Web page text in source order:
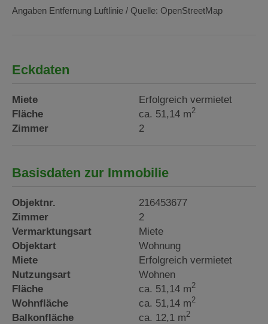
Angaben Entfernung Luftlinie / Quelle: OpenStreetMap
Eckdaten
Miete
Erfolgreich vermietet
Fläche
ca. 51,14 m2
Zimmer 2
Basisdaten zur Immobilie
Objektnr.
216453677
Zimmer
2
Vermarktungsart
Miete
Objektart
Wohnung
Miete
Erfolgreich vermietet
Nutzungsart
Wohnen
Fläche
ca. 51,14 m2
Wohnfläche ca. 51,14 m2
Balkonfläche ca. 12,1 m2